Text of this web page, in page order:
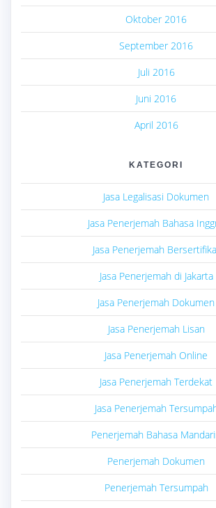
Oktober 2016
September 2016
Juli 2016
Juni 2016
April 2016
KATEGORI
Jasa Legalisasi Dokumen
Jasa Penerjemah Bahasa
Jasa Penerjemah
Jasa Penerjemah di Jakarta
Jasa Penerjemah Dokumen
Jasa Penerjemah Lisan
Jasa Penerjemah Online
Jasa Penerjemah Terdekat
Jasa Penerjemah
Penerjemah Bahasa
Penerjemah Dokumen
Penerjemah Tersumpah